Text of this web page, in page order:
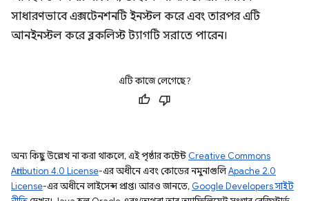
সাধারণভাবে এক্সটেনশনটি ইনস্টল করে এবং তারপর এটি
আনইনস্টল করে ব্লকলিস্ট ট্যাগটি সরাতে পারেন।
এটি কাজে লেগেছে?
অন্য কিছু উল্লেখ না করা থাকলে, এই পৃষ্ঠার কন্টেন্ট Creative Commons
Attribution 4.0 License-এর অধীনে এবং কোডের নমুনাগুলিApache 2.0
License-এর অধীনে লাইসেন্স প্রাপ্ত। আরও জানতে, Google Developers সাইট